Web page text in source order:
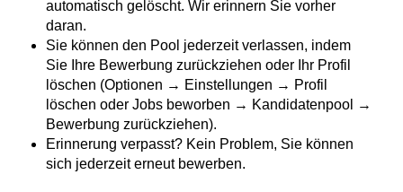
automatisch gelöscht. Wir erinnern Sie vorher
daran.
Sie können den Pool jederzeit verlassen, indem
Sie Ihre Bewerbung zurückziehen oder Ihr Profil
löschen (Optionen → Einstellungen → Profil
löschen oder Jobs beworben → Kandidatenpool →
Bewerbung zurückziehen).
Erinnerung verpasst? Kein Problem, Sie können
sich jederzeit erneut bewerben.